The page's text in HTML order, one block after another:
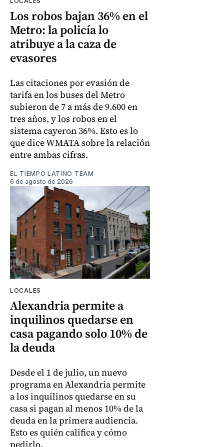
Los robos bajan 36% en el
Metro: la policía lo
atribuye a la caza de
evasores
Las citaciones por evasión de
tarifa en los buses del Metro
subieron de 7 a más de 9.600 en
tres años, y los robos en el
sistema cayeron 36%. Esto es lo
que dice WMATA sobre la relación
entre ambas cifras.
EL TIEMPO LATINO TEAM
6 de agosto de 2026
LOCALES
Alexandria permite a
inquilinos quedarse en
casa pagando solo 10% de
la deuda
Desde el 1 de julio, un nuevo
programa en Alexandria permite
a los inquilinos quedarse en su
casa si pagan al menos 10% de la
deuda en la primera audiencia.
Esto es quién califica y cómo
pedirlo.